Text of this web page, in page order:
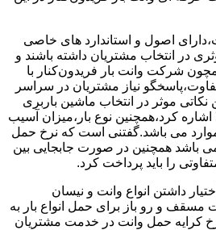
اصول و استاندارد های خاصی
در انتخاب مشتریان داشته باشند و
شرکت وانت بار فریدون‌کنار با
نیاز مشتریان در سراسر
موثر در انتخاب ماشین باربری
اشاره کرد،همچنین نوع بار،میزان آسیب
می باشد.گفتنی است که نرخ حمل
باشد همچنین در صورت جابجایی بین
را باید پرداخت کرد.
داشتن انواع وانت و نیسان
و رو باز برای حمل انواع بار به
کرایه حمل وانت در خدمت مشتریان